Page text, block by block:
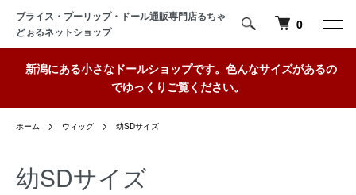
ブライス・プーリップ・ドール通販専門店るちゃ
どぉるネットショップ
0
新潟にある小さなドールショップです。色んなサイズがあるの
でゆっくりご覧ください。
ホーム ウィッグ 幼SDサイズ
幼SDサイズ